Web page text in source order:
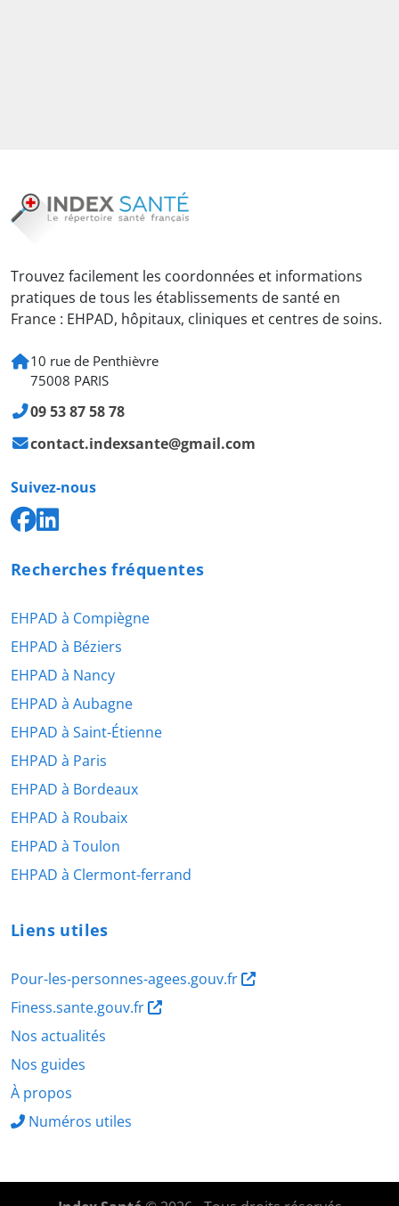
Trouvez facilement les coordonnées et informations
pratiques de tous les établissements de santé en
France : EHPAD, hôpitaux, cliniques et centres de soins.
10 rue de Penthièvre
75008 PARIS
09 53 87 58 78
contact.indexsante@gmail.com
Suivez-nous
Recherches fréquentes
EHPAD à Compiègne
EHPAD à Béziers
EHPAD à Nancy
EHPAD à Aubagne
EHPAD à Saint-Étienne
EHPAD à Paris
EHPAD à Bordeaux
EHPAD à Roubaix
EHPAD à Toulon
EHPAD à Clermont-ferrand
Liens utiles
Pour-les-personnes-agees.gouv.fr
Finess.sante.gouv.fr
Nos actualités
Nos guides
À propos
Numéros utiles